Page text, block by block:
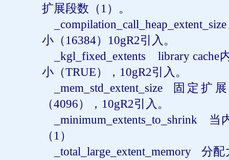
扩展段数（1）。
小（16384） 10gR2引入。
_kgl_fixed_extents library cache
小（TRUE）， 10gR2引入。
_mem_std_extent_size
固定扩
（4096）， 10gR2引入。
_minimum_extents_to_shrink 当
（1）
_total_large_extent_memory 分配